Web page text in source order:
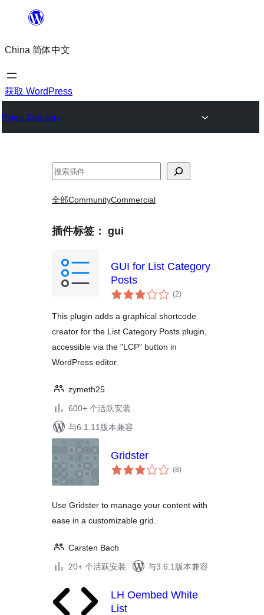
内
容
China 简体中文
获取 WordPress
Plugin Directory
搜
全部CommunityCommercial
插件标签： gui
GUI for List Category
Posts
(2总
评)
This plugin adds a graphical shortcode
creator for the List Category Posts plugin,
accessible via the "LCP" button in
WordPress editor.
zymeth25
600+ 个活跃安装
与6.1.11版本兼容
Gridster
(8总
评)
Use Gridster to manage your content with
ease in a customizable grid.
Carsten Bach
20+ 个活跃安装
与3.6.1版本兼容
LH Oembed White
List